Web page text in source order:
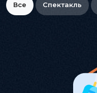
Все Спектакль